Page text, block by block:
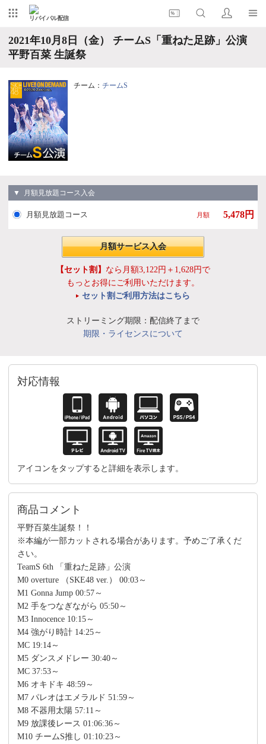
リバイバル配信
2021年10月8日（金） チームS「重ねた足跡」公演
平野百菜 生誕祭
チーム： チームS
▼ 月額見放題コース入会
月額見放題コース 月額 5,478円
月額サービス入会
【セット割】 なら月額3,122円＋1,628円で
もっとお得にご利用いただけます。
セット割ご利用方法はこちら
ストリーミング期限：配信終了まで
期限・ライセンスについて
対応情報
アイコンをタップすると詳細を表示します。
商品コメント
平野百菜生誕祭！！
※本編が一部カットされる場合があります。予めご了承くだ
さい。
TeamS 6th 「重ねた足跡」公演
M0 overture （SKE48 ver.） 00:03～
M1 Gonna Jump 00:57～
M2 手をつなぎながら 05:50～
M3 Innocence 10:15～
M4 強がり時計 14:25～
MC 19:14～
M5 ダンスメドレー 30:40～
MC 37:53～
M6 オキドキ 48:59～
M7 パレオはエメラルド 51:59～
M8 不器用太陽 57:11～
M9 放課後レース 01:06:36～
M10 チームS推し 01:10:23～